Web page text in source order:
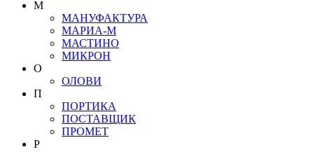
М
МАНУФАКТУРА
МАРИА-М
МАСТИНО
МИКРОН
О
ОЛОВИ
П
ПОРТИКА
ПОСТАВЩИК
ПРОМЕТ
Р